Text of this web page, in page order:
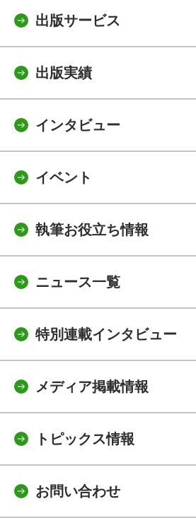
出版サービス
出版実績
インタビュー
イベント
執筆お役立ち情報
ニュース一覧
特別連載インタビュー
メディア掲載情報
トピックス情報
お問い合わせ